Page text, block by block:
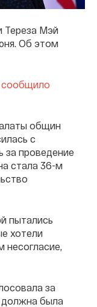
Тереза Мэй
Об этом
сообщило
общин
с
за проведение
стала 36-м
пытались
хотели
несогласие,
за
должна была